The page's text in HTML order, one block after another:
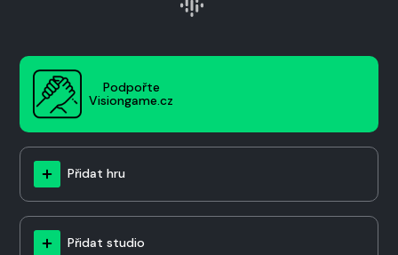
Podpořte
Visiongame.cz
Přidat hru
Přidat studio